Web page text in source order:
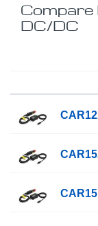
DC/DC